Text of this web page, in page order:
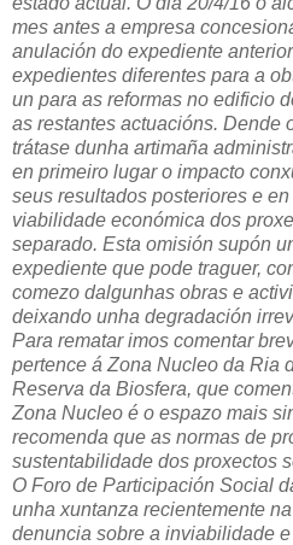
mes antes a empresa
anulación do expediente
expedientes diferentes para a
un para as reformas no edificio
as restantes actuacións. Dende
trátase dunha artimaña
en primeiro lugar o impacto
seus resultados posteriores e
viabilidade económica dos
separado. Esta omisión supón
expediente que pode traguer,
comezo dalgunhas obras e
deixando unha degradación
Para rematar imos comentar
pertence á Zona Nucleo da Ria
Reserva da Biosfera, que
Zona Nucleo é o espazo mais
recomenda que as normas de
sustentabilidade dos proxectos
O Foro de Participación Social
unha xuntanza recientemente
denuncia sobre a inviabilidade